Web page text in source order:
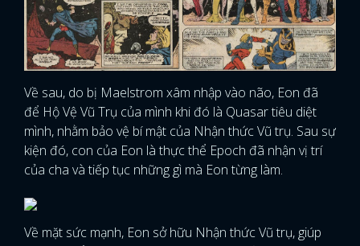
Về sau, do bị Maelstrom xâm nhập vào não, Eon đã
để Hộ Vệ Vũ Trụ của mình khi đó là Quasar tiêu diệt
mình, nhằm bảo vệ bí mật của Nhận thức Vũ trụ. Sau sự
kiện đó, con của Eon là thực thể Epoch đã nhận vị trí
của cha và tiếp tục những gì mà Eon từng làm.
Về mặt sức mạnh, Eon sở hữu Nhận thức Vũ trụ, giúp